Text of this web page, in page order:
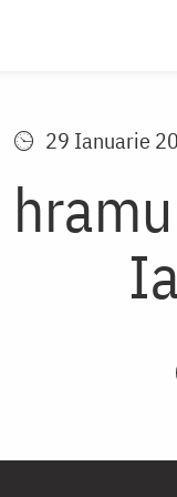
29 Ianuarie